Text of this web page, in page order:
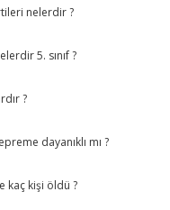
nelerdir ?
5. sınıf ?
?
dayanıklı mı ?
kaç kişi öldü ?